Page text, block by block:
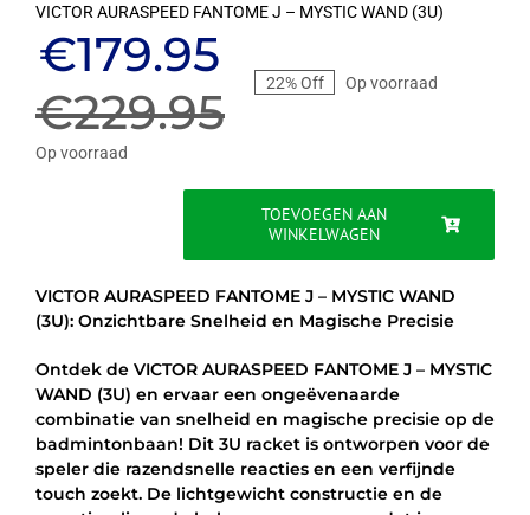
VICTOR AURASPEED FANTOME J – MYSTIC WAND (3U)
€229.95
Oorspronkelijke
prijs
€229.95.
€179.95
Huidige
prijs
€179.95.
22% Off Op voorraad
Op voorraad
AURASPEED
MYSTIC
WAND
(3U)
aantal
TOEVOEGEN AAN
WINKELWAGEN
VICTOR AURASPEED FANTOME J – MYSTIC WAND
(3U): Onzichtbare Snelheid en Magische Precisie
Ontdek de VICTOR AURASPEED FANTOME J – MYSTIC
WAND (3U) en ervaar een ongeëvenaarde
combinatie van snelheid en magische precisie op de
badmintonbaan! Dit 3U racket is ontworpen voor de
speler die razendsnelle reacties en een verfijnde
touch zoekt. De lichtgewicht constructie en de